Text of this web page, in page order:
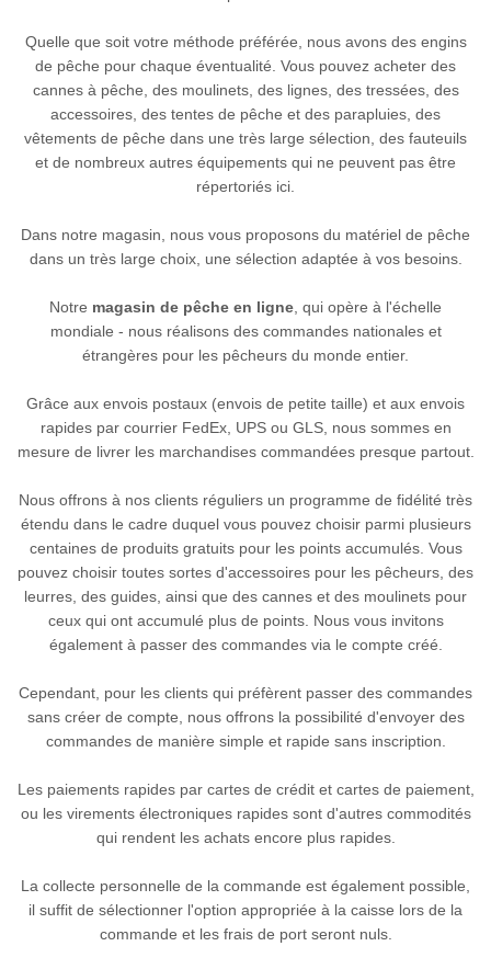
Quelle que soit votre méthode préférée, nous avons des engins
de pêche pour chaque éventualité. Vous pouvez acheter des
cannes à pêche, des moulinets, des lignes, des tressées, des
accessoires, des tentes de pêche et des parapluies, des
vêtements de pêche dans une très large sélection, des fauteuils
et de nombreux autres équipements qui ne peuvent pas être
répertoriés ici.
Dans notre magasin, nous vous proposons du matériel de pêche
dans un très large choix, une sélection adaptée à vos besoins.
Notre magasin de pêche en ligne , qui opère à l'échelle
mondiale - nous réalisons des commandes nationales et
étrangères pour les pêcheurs du monde entier.
Grâce aux envois postaux (envois de petite taille) et aux envois
rapides par courrier FedEx, UPS ou GLS, nous sommes en
mesure de livrer les marchandises commandées presque partout.
Nous offrons à nos clients réguliers un programme de fidélité très
étendu dans le cadre duquel vous pouvez choisir parmi plusieurs
centaines de produits gratuits pour les points accumulés. Vous
pouvez choisir toutes sortes d'accessoires pour les pêcheurs, des
leurres, des guides, ainsi que des cannes et des moulinets pour
ceux qui ont accumulé plus de points. Nous vous invitons
également à passer des commandes via le compte créé.
Cependant, pour les clients qui préfèrent passer des commandes
sans créer de compte, nous offrons la possibilité d'envoyer des
commandes de manière simple et rapide sans inscription.
Les paiements rapides par cartes de crédit et cartes de paiement,
ou les virements électroniques rapides sont d'autres commodités
qui rendent les achats encore plus rapides.
La collecte personnelle de la commande est également possible,
il suffit de sélectionner l'option appropriée à la caisse lors de la
commande et les frais de port seront nuls.